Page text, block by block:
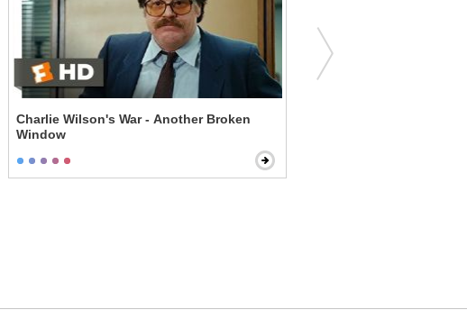
Charlie Wilson's War - Another Broken
Window